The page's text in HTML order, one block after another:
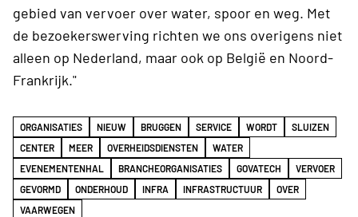
gebied van vervoer over water, spoor en weg. Met
de bezoekerswerving richten we ons overigens niet
alleen op Nederland, maar ook op België en Noord-
Frankrijk."
ORGANISATIES NIEUW BRUGGEN SERVICE WORDT
SLUIZEN
CENTER
MEER OVERHEIDSDIENSTEN
WATER
EVENEMENTENHAL
BRANCHEORGANISATIES GOVATECH
VERVOER
GEVORMD
ONDERHOUD INFRA INFRASTRUCTUUR
OVER
VAARWEGEN